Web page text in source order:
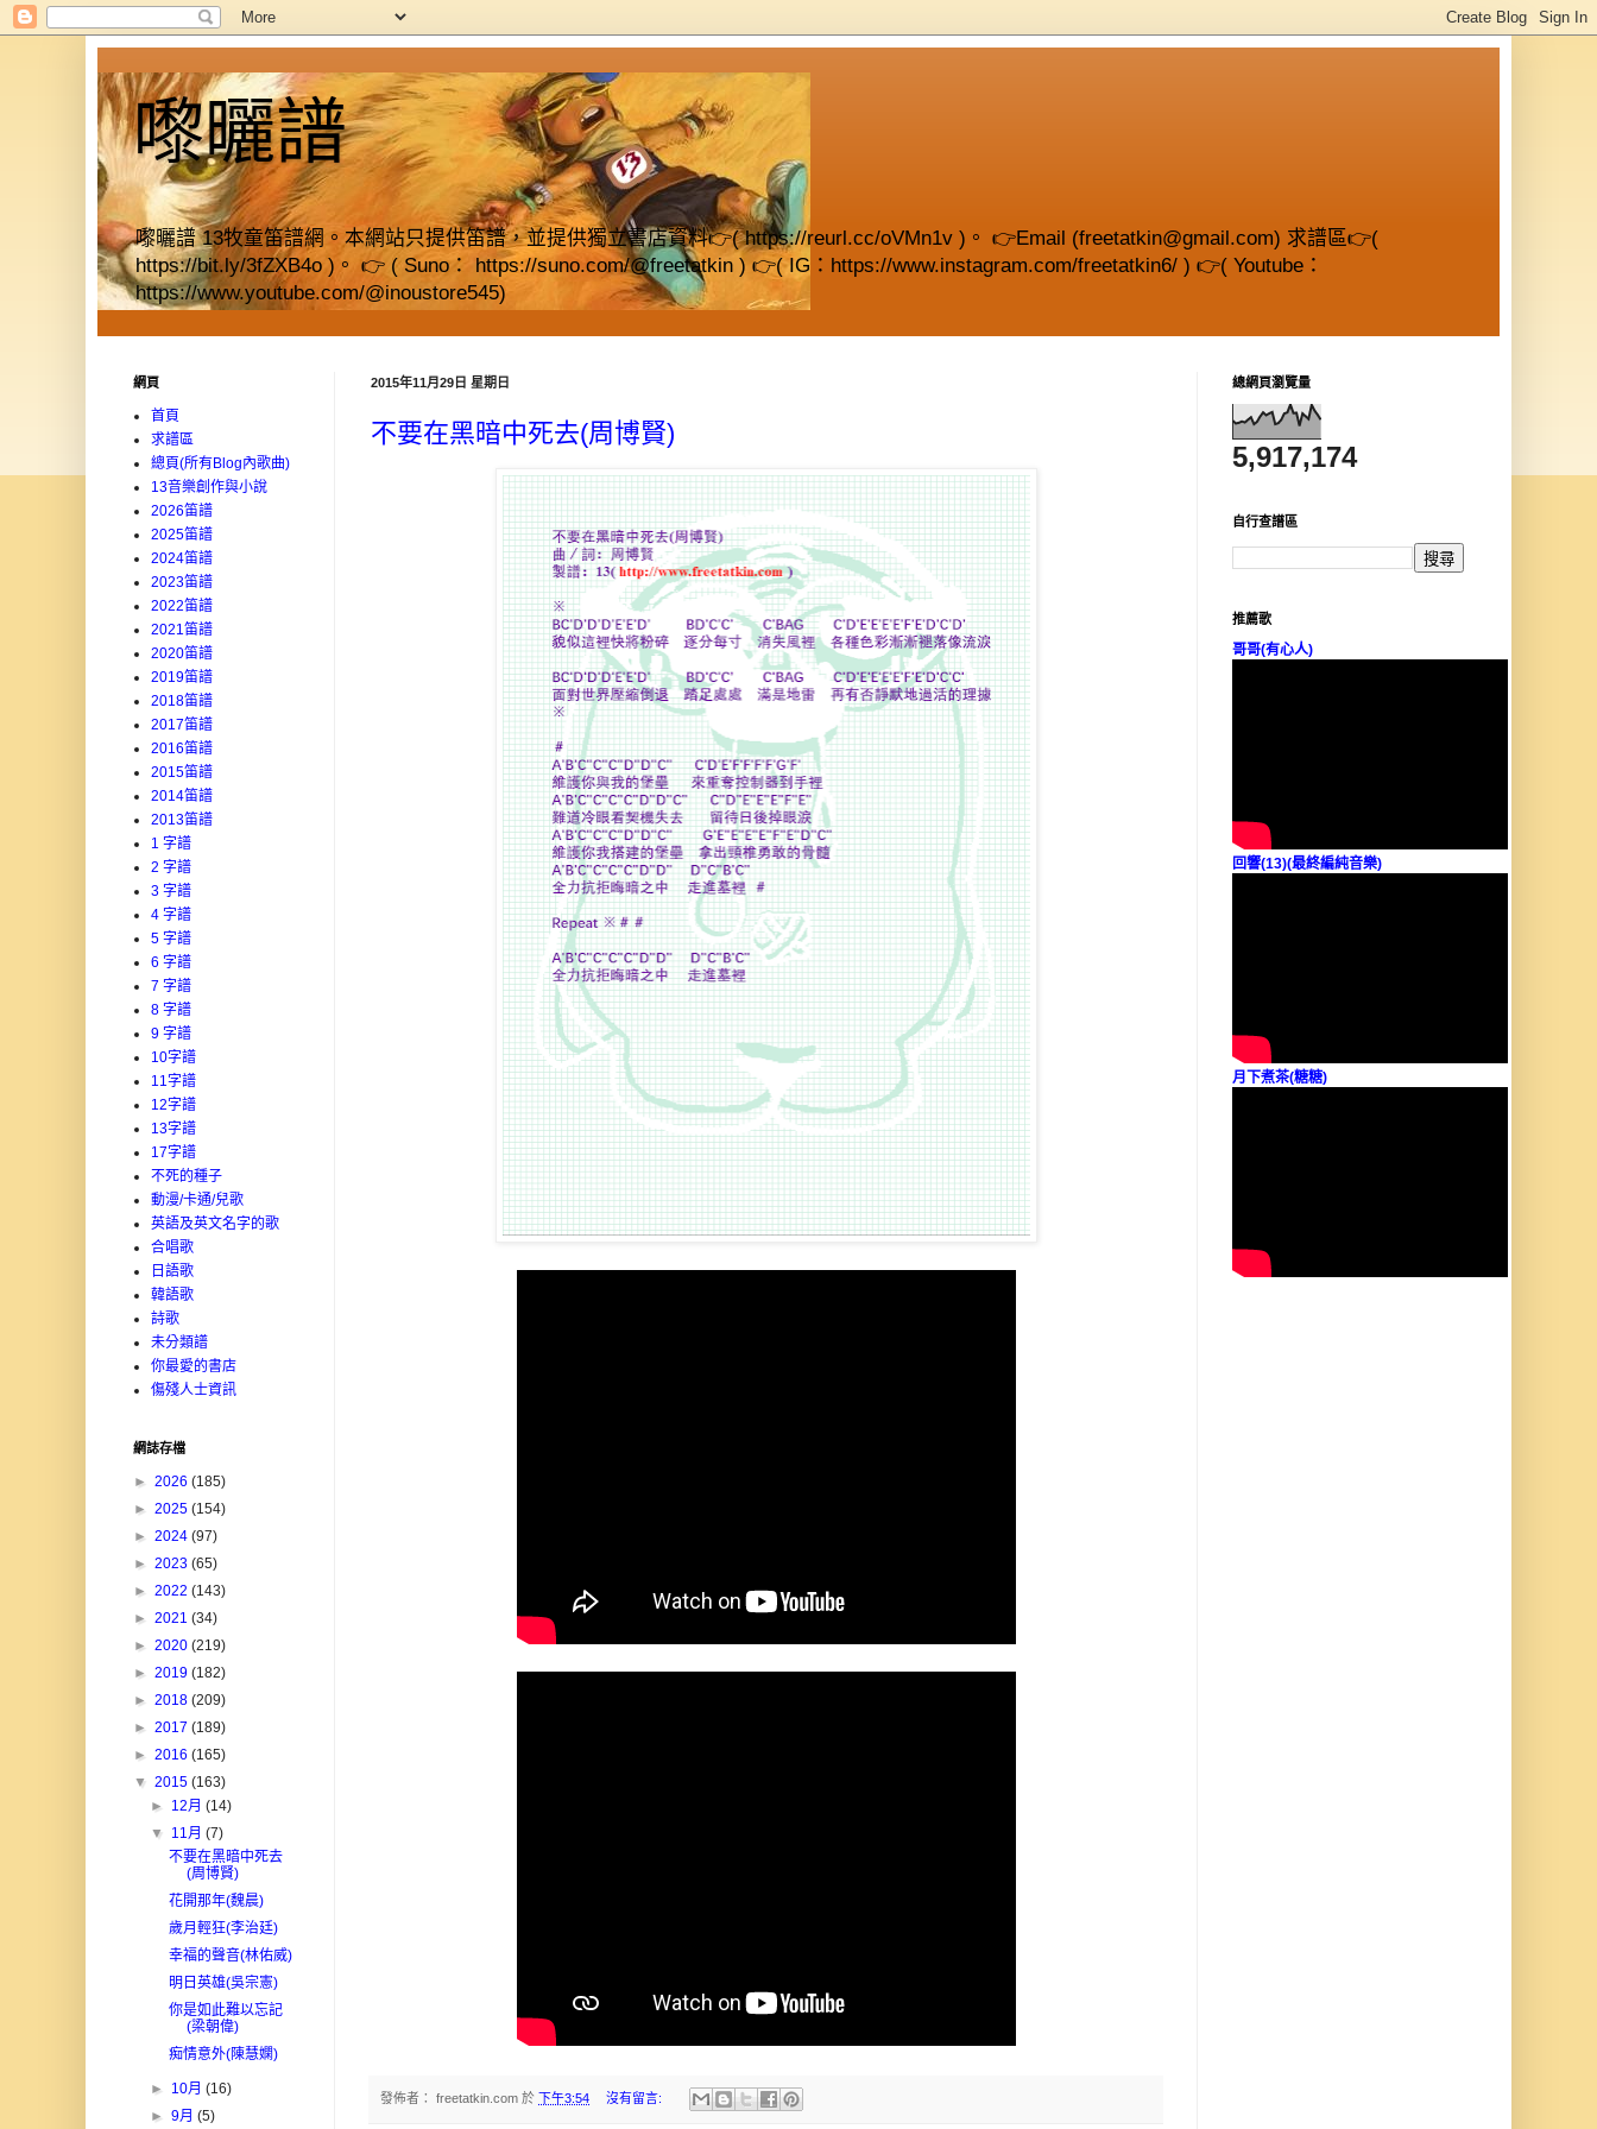
嚟曬譜
嚟曬譜 13牧童笛譜網。本網站只提供笛譜，並提供獨立書店資料👉( https://reurl.cc/oVMn1v )。 👉Email (freetatkin@gmail.com) 求譜區👉(
https://bit.ly/3fZXB4o )。 👉 ( Suno： https://suno.com/@freetatkin ) 👉( IG：https://www.instagram.com/freetatkin6/ ) 👉( Youtube：
https://www.youtube.com/@inoustore545)
2015年11月29日 星期日
不要在黑暗中死去(周博賢)
發佈者： freetatkin.com 於 下午3:54 沒有留言:
網頁
首頁
求譜區
總頁(所有Blog內歌曲)
13音樂創作與小說
2026笛譜
2025笛譜
2024笛譜
2023笛譜
2022笛譜
2021笛譜
2020笛譜
2019笛譜
2018笛譜
2017笛譜
2016笛譜
2015笛譜
2014笛譜
2013笛譜
1 字譜
2 字譜
3 字譜
4 字譜
5 字譜
6 字譜
7 字譜
8 字譜
9 字譜
10字譜
11字譜
12字譜
13字譜
17字譜
不死的種子
動漫/卡通/兒歌
英語及英文名字的歌
合唱歌
日語歌
韓語歌
詩歌
未分類譜
你最愛的書店
傷殘人士資訊
網誌存檔
► 2026 (185)
► 2025 (154)
► 2024 (97)
► 2023 (65)
► 2022 (143)
► 2021 (34)
► 2020 (219)
► 2019 (182)
► 2018 (209)
► 2017 (189)
► 2016 (165)
▼ 2015 (163)
► 12月(14)
▼ 11月(7)
不要在黑暗中死去
(周博賢)
花開那年(魏晨)
歲月輕狂(李治廷)
幸福的聲音(林佑威)
明日英雄(吳宗憲)
你是如此難以忘記
(梁朝偉)
痴情意外(陳慧嫻)
► 10月(16)
►9月(5)
總網頁瀏覽量
5,917,174
自行查譜區
推薦歌
哥哥(有心人)
回響(13)(最終編純音樂)
月下煮茶(糖糖)